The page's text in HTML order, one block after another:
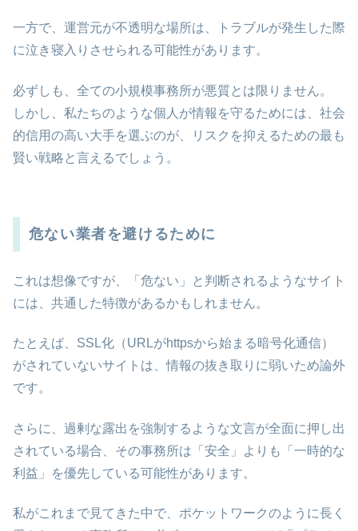
一方で、運営元が不透明な場所は、トラブルが発生した際
に泣き寝入りさせられる可能性があります。
必ずしも、全ての小規模事務所が悪質とは限りません。
しかし、私たちのような個人が情報を守るためには、社会
的信用の高い大手を選ぶのが、リスクを抑えるための最も
賢い戦略と言えるでしょう。
危ない業者を避けるために
これは想像ですが、「危ない」と判断されるようなサイト
には、共通した特徴があるかもしれません。
たとえば、SSL化（URLがhttpsから始まる暗号化通信）
がされていないサイトは、情報の抜き取りに弱いため論外
です。
さらに、過剰な露出を強制するような文言が全面に押し出
されている場合、その事務所は「安全」よりも「一時的な
利益」を優先している可能性があります。
私がこれまで見てきた中で、ポケットワークのように長く